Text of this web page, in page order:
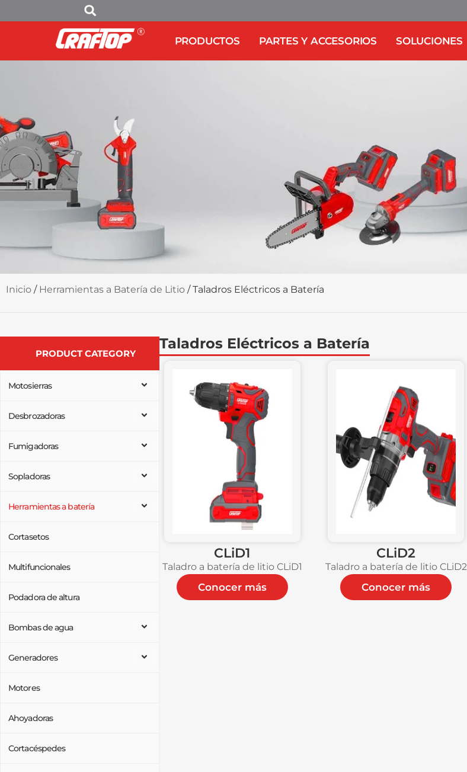
PRODUCTOS PARTES Y ACCESORIOS SOLUCIONES
Inicio / Herramientas a Batería de Litio / Taladros Eléctricos a Batería
PRODUCT CATEGORY
Motosierras
Desbrozadoras
Fumigadoras
Sopladoras
Herramientas a batería
Cortasetos
Multifuncionales
Podadora de altura
Bombas de agua
Generadores
Motores
Ahoyadoras
Cortacéspedes
Taladros Eléctricos a Batería
CLiD1
Taladro a batería de litio CLiD1
Conocer más
CLiD2
Taladro a batería de litio CLiD2
Conocer más